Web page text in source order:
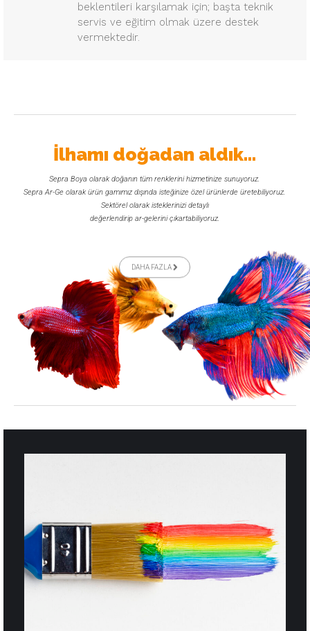
beklentileri karşılamak için; başta teknik
servis ve eğitim olmak üzere destek
vermektedir.
İlhamı doğadan aldık...
Sepra Boya olarak doğanın tüm renklerini hizmetinize sunuyoruz.
Sepra Ar-Ge olarak ürün gamımız dışında isteğinize özel ürünlerde üretebiliyoruz.
Sektörel olarak isteklerinizi detaylı
değerlendirip ar-gelerini çıkartabiliyoruz.